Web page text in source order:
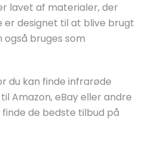
lavet af materialer, der
er designet til at blive brugt
også bruges som
du kan finde infrarøde
Amazon, eBay eller andre
de bedste tilbud på